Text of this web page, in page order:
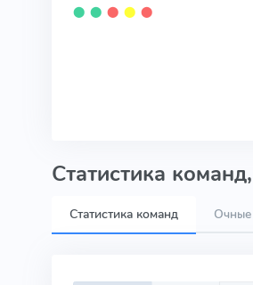
⬤ ⬤ ⬤ ⬤ ⬤
Статистика
Статистика команд Очные